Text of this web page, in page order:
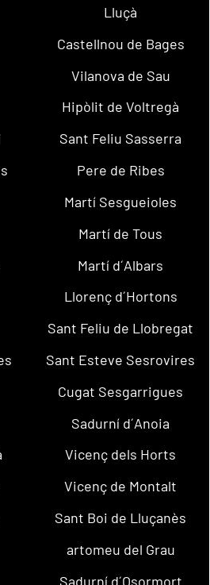
Lluçà
Castellnou de Bages
Vilanova de Sau
Hipòlit de Voltregà
Sant Feliu Sasserra
Pere de Ribes
Martí Sesgueioles
Martí de Tous
Martí d´Albars
Llorenç d´Hortons
Sant Feliu de Llobregat
Sant Esteve Sesrovires
Cugat Sesgarrigues
Sadurní d´Anoia
Vicenç dels Horts
Vicenç de Montalt
Sant Boi de Lluçanès
artomeu del Grau
Sadurní d´Osormort